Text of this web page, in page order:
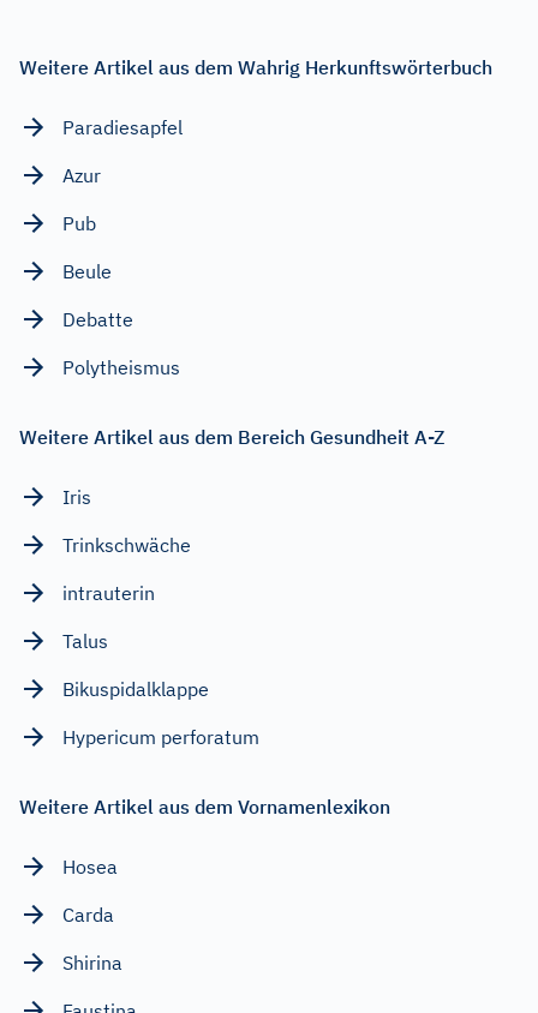
Weitere Artikel aus dem Wahrig Herkunftswörterbuch
Paradiesapfel
Azur
Pub
Beule
Debatte
Polytheismus
Weitere Artikel aus dem Bereich Gesundheit A-Z
Iris
Trinkschwäche
intrauterin
Talus
Bikuspidalklappe
Hypericum perforatum
Weitere Artikel aus dem Vornamenlexikon
Hosea
Carda
Shirina